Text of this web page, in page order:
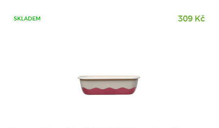
SKLADEM 309 Kč